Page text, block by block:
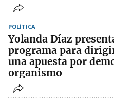
POLÍTICA
Yolanda Díaz
programa para
una apuesta por
organismo